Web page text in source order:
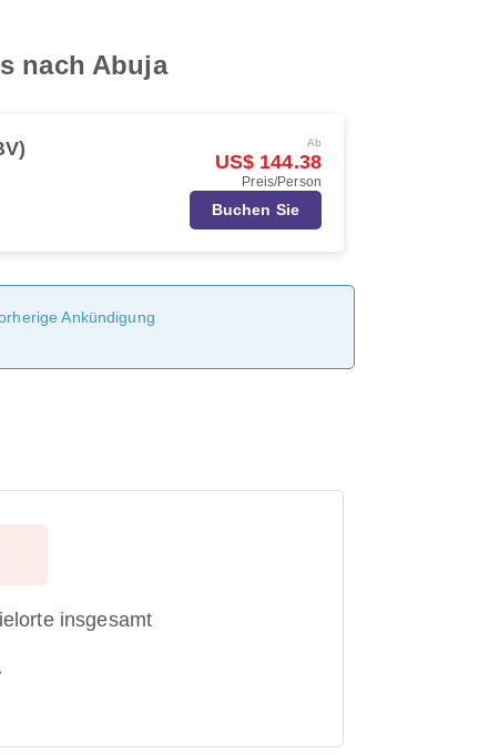
nach Abuja
Ab
US$ 144.38
Preis/Person
Buchen Sie
Ankündigung
insgesamt